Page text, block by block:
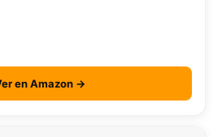
en Amazon →